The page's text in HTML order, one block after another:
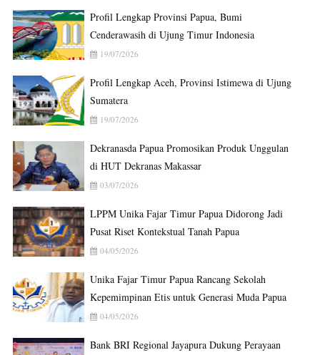
Profil Lengkap Provinsi Papua, Bumi
Cenderawasih di Ujung Timur Indonesia
19/07/2026
Profil Lengkap Aceh, Provinsi Istimewa di Ujung
Sumatera
19/07/2026
Dekranasda Papua Promosikan Produk Unggulan
di HUT Dekranas Makassar
03/07/2026
LPPM Unika Fajar Timur Papua Didorong Jadi
Pusat Riset Kontekstual Tanah Papua
04/05/2026
Unika Fajar Timur Papua Rancang Sekolah
Kepemimpinan Etis untuk Generasi Muda Papua
04/05/2026
Bank BRI Regional Jayapura Dukung Perayaan